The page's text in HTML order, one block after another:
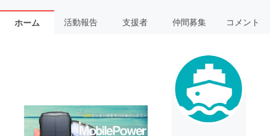
ホーム 活動報告 支援者 仲間募集 コメント